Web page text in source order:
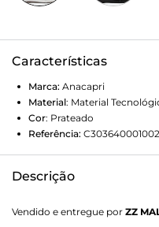
Características
Marca: Anacapri
Material: Material
Cor: Prateado
Referência:
Descrição
Posui bico levemente
Vendido e entregue por ZZ